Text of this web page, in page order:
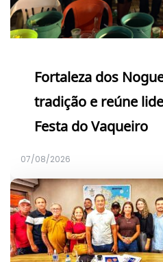
Fortaleza dos
tradição e reúne
Festa do Vaqueiro
07/08/2026